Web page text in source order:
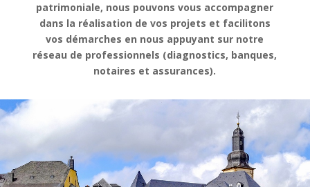
patrimoniale, nous pouvons vous accompagner
dans la réalisation de vos projets et facilitons
vos démarches en nous appuyant sur notre
réseau de professionnels (diagnostics, banques,
notaires et assurances).